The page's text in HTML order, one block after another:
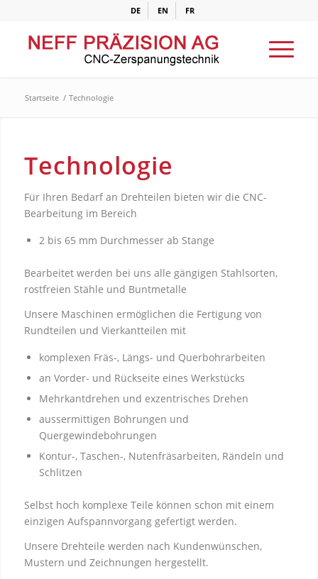
DE EN FR
Startseite / Technologie
Technologie
Für Ihren Bedarf an Drehteilen bieten wir die CNC-
Bearbeitung im Bereich
2 bis 65 mm Durchmesser ab Stange
Bearbeitet werden bei uns alle gängigen Stahlsorten,
rostfreien Stähle und Buntmetalle
Unsere Maschinen ermöglichen die Fertigung von
Rundteilen und Vierkantteilen mit
komplexen Fräs-, Längs- und Querbohrarbeiten
an Vorder- und Rückseite eines Werkstücks
Mehrkantdrehen und exzentrisches Drehen
aussermittigen Bohrungen und
Quergewindebohrungen
Kontur-, Taschen-, Nutenfräsarbeiten, Rändeln und
Schlitzen
Selbst hoch komplexe Teile können schon mit einem
einzigen Aufspannvorgang gefertigt werden.
Unsere Drehteile werden nach Kundenwünschen,
Mustern und Zeichnungen hergestellt.